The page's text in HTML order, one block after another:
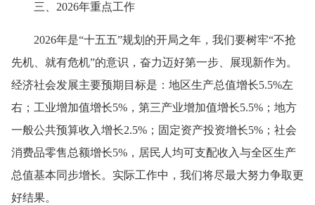
三、2026年重点工作
2026年是“十五五”规划的开局之年，我们要树牢“不抢
先机、就有危机”的意识，奋力迈好第一步、展现新作为。
经济社会发展主要预期目标是：地区生产总值增长5.5%左
右；工业增加值增长5%，第三产业增加值增长5.5%；地方
一般公共预算收入增长2.5%；固定资产投资增长5%；社会
消费品零售总额增长5%，居民人均可支配收入与全区生产
总值基本同步增长。实际工作中，我们将尽最大努力争取更
好结果。